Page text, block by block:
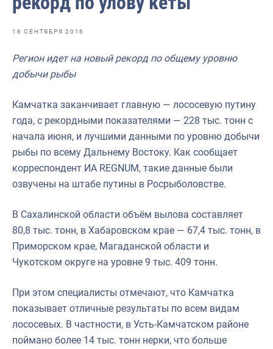
Отраслевые СМИ
Выставки и конференции
Научно-практическая литература
Рыбоохрана России
Отрасль в цифрах
Инфографика
Большая африканская экспедиция
Укрепление духовно-нравственных ценностей
16 СЕНТЯБРЯ 2016
Регион идет на новый рекорд по общему уровню
добычи рыбы
Камчатка заканчивает главную — лососевую путину
года, с рекордными показателями — 228 тыс. тонн с
начала июня, и лучшими данными по уровню добычи
рыбы по всему Дальнему Востоку. Как сообщает
корреспондент ИА REGNUM, такие данные были
озвучены на штабе путины в Росрыболовстве.
В Сахалинской области объём вылова составляет
80,8 тыс. тонн, в Хабаровском крае — 67,4 тыс. тонн, в
Приморском крае, Магаданской области и
Чукотском округе на уровне 9 тыс. 409 тонн.
При этом специалисты отмечают, что Камчатка
показывает отличные результаты по всем видам
лососевых. В частности, в Усть-Камчатском районе
поймано более 14 тыс. тонн нерки, что больше